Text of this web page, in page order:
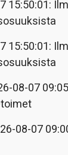
15:50:01:
15:50:01:
08-07
08-07